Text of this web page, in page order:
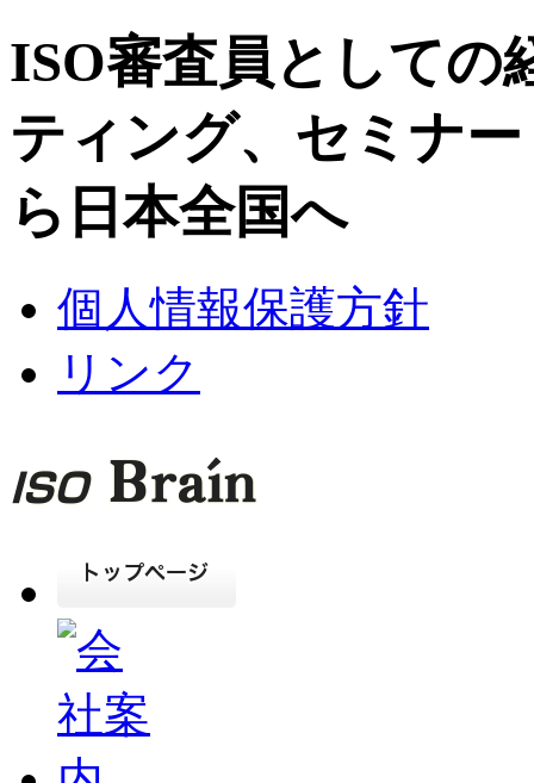
ISO審査員としての
ティング、セミナ
ら日本全国へ
個人情報保護方針
リンク